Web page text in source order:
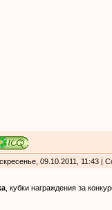
09.10.2011, 11:43 |
, кубки награждения за